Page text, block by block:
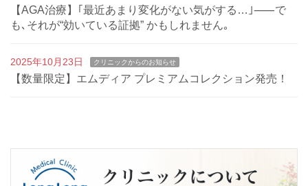
【AGA治療】｢最近あまり変化がない気がする…｣⸺で
も､それが“効いている証拠” かもしれません｡
2025年10月23日 クリニックからのお知らせ
【数量限定】エムディア プレミアムコレクション発売！